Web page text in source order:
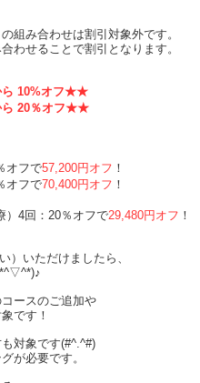
組み合わせは割引対象外です。
わせることで割引となります。
10%オフ★★
20％オフ★★
オフで57,200円オフ ！
オフで70,400円オフ ！
4回： 20％オフで29,480円オフ ！
）いただけましたら、
▽^*)♪
ースのご追加や
です！
対象です(#^.^#)
が必要です。